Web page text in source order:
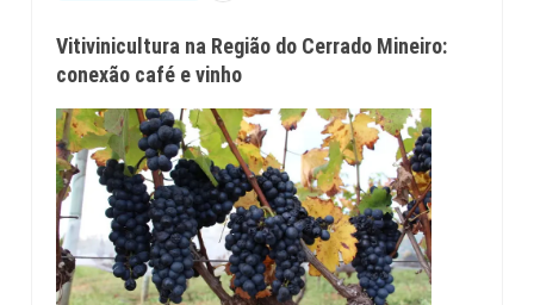
Vitivinicultura na Região do Cerrado Mineiro:
conexão café e vinho